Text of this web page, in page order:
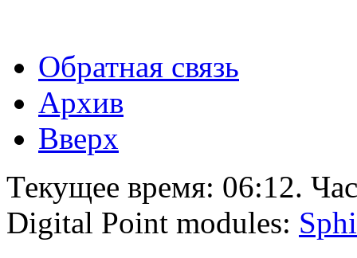
Обратная связь
Архив
Вверх
Текущее время: 06:12.
Digital Point modules: